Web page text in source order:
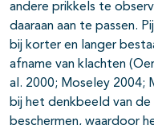
andere prikkels te
daaraan aan te passen.
bij korter en langer
afname van klachten
al. 2000; Moseley 2004;
bij het denkbeeld van
beschermen, waardoor